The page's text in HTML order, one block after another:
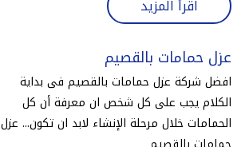
اقرأ المزيد
عزل حمامات بالقصيم
افضل شركة عزل حمامات بالقصيم فى بداية
الكلام يجب على كل شخص ان معرفة أن كل
الحمامات خلال مرحلة الإنشاء لابد ان تكون... عزل